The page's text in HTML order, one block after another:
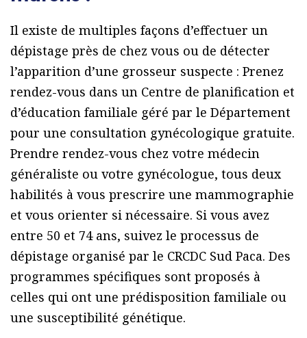
Il existe de multiples façons d’effectuer un
dépistage près de chez vous ou de détecter
l’apparition d’une grosseur suspecte : Prenez
rendez-vous dans un Centre de planification et
d’éducation familiale géré par le Département
pour une consultation gynécologique gratuite.
Prendre rendez-vous chez votre médecin
généraliste ou votre gynécologue, tous deux
habilités à vous prescrire une mammographie
et vous orienter si nécessaire. Si vous avez
entre 50 et 74 ans, suivez le processus de
dépistage organisé par le CRCDC Sud Paca. Des
programmes spécifiques sont proposés à
celles qui ont une prédisposition familiale ou
une susceptibilité génétique.